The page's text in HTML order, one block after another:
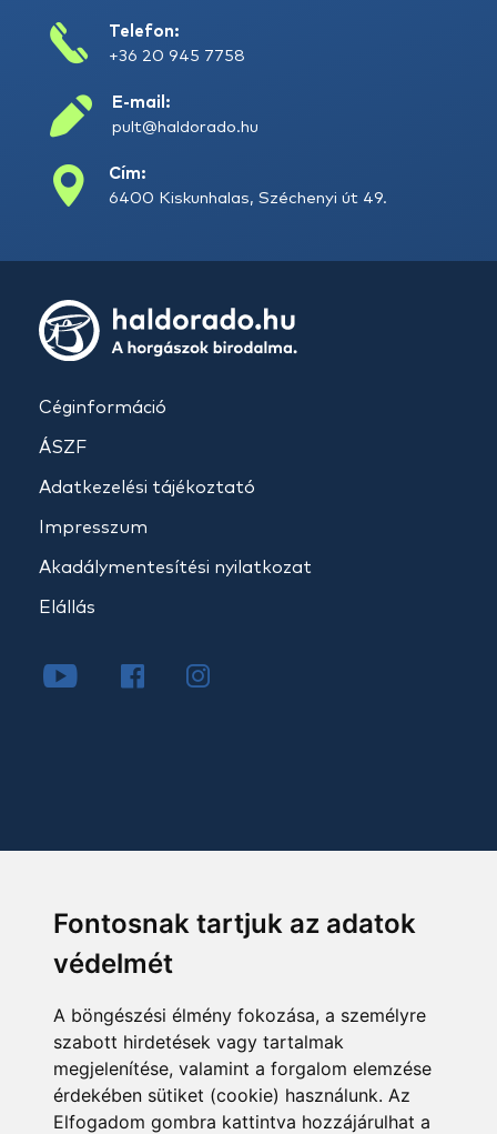
Fontosnak tartjuk az adatok
védelmét
A böngészési élmény fokozása, a személyre
szabott hirdetések vagy tartalmak
megjelenítése, valamint a forgalom elemzése
érdekében sütiket (cookie) használunk. Az
Elfogadom gombra kattintva hozzájárulhat a
Telefon:
+36 20 945 7758
E-mail:
pult@haldorado.hu
Cím:
6400 Kiskunhalas, Széchenyi út 49.
Céginformáció
ÁSZF
Adatkezelési tájékoztató
Impresszum
Akadálymentesítési nyilatkozat
Elállás